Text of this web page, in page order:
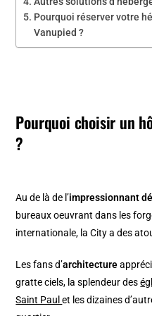
Pourquoi réserver votre
Vanupied ?
Pourquoi choisir un
?
Au de là de l’impressionnant
bureaux oeuvrant dans les
internationale, la City a des
Les fans d’architecture
gratte ciels, la splendeur des
Saint Paulet les dizaines